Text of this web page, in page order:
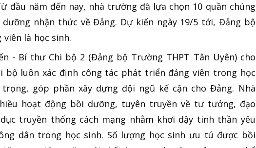
đầu năm đến nay, nhà trường đã lựa chọn 10 quần chúng
nhận thức về Đảng. Dự kiến ngày 19/5 tới, Đảng bộ
là học sinh.
- Bí thư Chi bộ 2 (Đảng bộ Trường THPT Tân Uyên) cho
bộ luôn xác định công tác phát triển đảng viên trong học
góp phần xây dựng đội ngũ kế cận cho Đảng. Nhà
hoạt động bồi dưỡng, tuyên truyền về tư tưởng, đạo
truyền thống cách mạng nhằm khơi dậy tinh thần yêu
dân trong học sinh. Số lượng học sinh ưu tú được bồi